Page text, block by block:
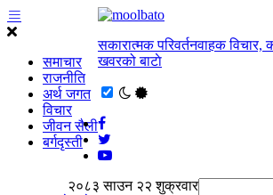
समाचार
राजनीति
अर्थ जगत
विचार
जीवन सैली
बर्गदृस्ती
सकारात्मक परिवर्तनवाहक विचार,
खवरको बाटाे
२०८३ साउन २२ शुक्रवार